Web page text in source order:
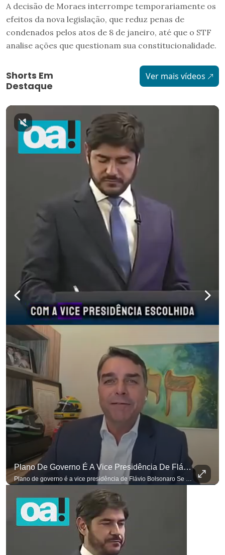
A decisão de Moraes interrompe temporariamente os
efeitos da nova legislação, que reduz penas de
condenados pelos atos de 8 de janeiro, até que o STF
analise ações que questionam sua constitucionalidade.
Shorts Em
Destaque
Ver mais vídeos
Plano De Governo É A Vice Presidência De Flávio Bolsonaro
Plano de governo é a vice presidência de Flávio Bolsonaro Se você busca informação com credibilidade, inscreva-se agora e ative o